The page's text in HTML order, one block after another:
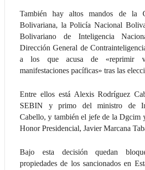
También hay altos mandos de la
Bolivariana, la Policía Nacional
Bolivariano de Inteligencia
Dirección General de
a los que acusa de «reprimir
manifestaciones pacíficas» tras las
Entre ellos está Alexis Rodríguez
SEBIN y primo del ministro de
Cabello, y también el jefe de la Dgcim
Honor Presidencial, Javier Marcana
Bajo esta decisión quedan
propiedades de los sancionados en